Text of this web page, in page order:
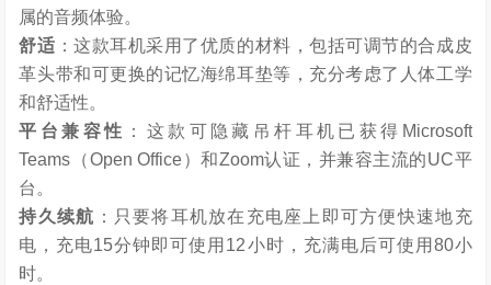
属的音频体验。
舒适 ：这款耳机采用了优质的材料，包括可调节的合成皮
革头带和可更换的记忆海绵耳垫等，充分考虑了人体工学
和舒适性。
平台兼容性 ：这款可隐藏吊杆耳机已获得Microsoft
Teams（Open Office）和Zoom认证，并兼容主流的UC平
台。
持久续航 ：只要将耳机放在充电座上即可方便快速地充
电，充电15分钟即可使用12小时，充满电后可使用80小
时。